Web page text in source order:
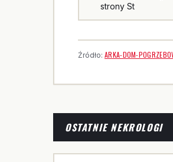
strony St
Źródło: ARKA-DOM-
OSTATNIE NEKROLOGI